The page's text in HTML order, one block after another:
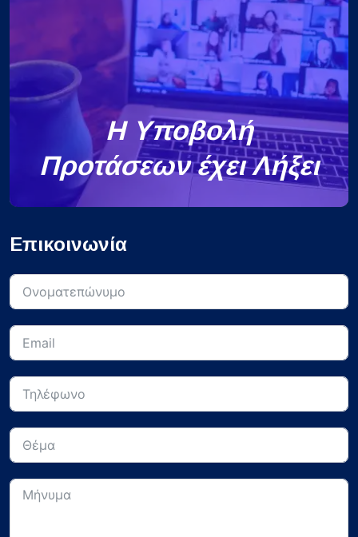
Η Υποβολή
Προτάσεων έχει Λήξει
Επικοινωνία